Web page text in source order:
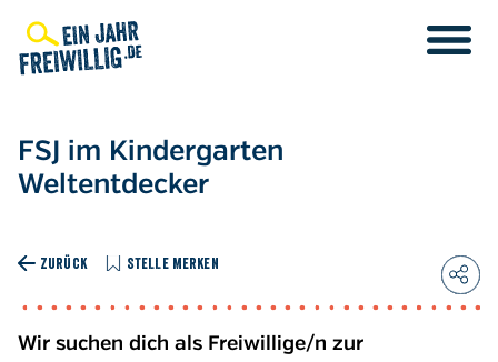
zum
Inhalt
FSJ im Kindergarten
Weltentdecker
ZURÜCK STELLE MERKEN
Wir suchen dich als Freiwillige/n zur